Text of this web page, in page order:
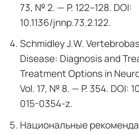
73, № 2. — P. 122–128. DOI:
10.1136/jnnp.73.2.122.
Schmidley J.W.
Disease: Diagnosis and
Treatment Options in
Vol. 17, № 8. — P. 354. DOI:
015-0354-z.
Национальные